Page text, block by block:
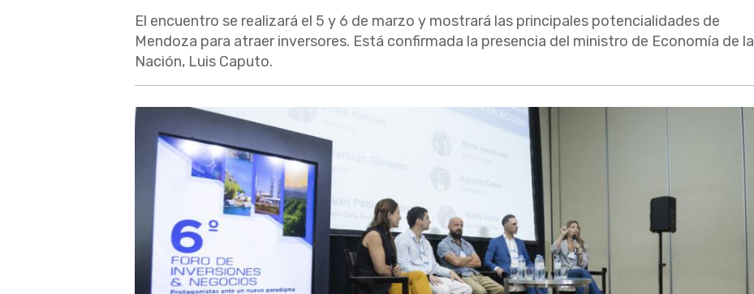
El encuentro se realizará el 5 y 6 de marzo y mostrará las principales potencialidades de
Mendoza para atraer inversores. Está confirmada la presencia del ministro de Economía de la
Nación, Luis Caputo.